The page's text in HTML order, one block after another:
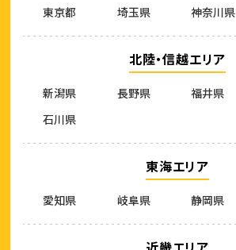
東京都 埼玉県 神奈川県
北陸・信越エリア
新潟県 長野県 福井県
石川県
東海エリア
愛知県 岐阜県 静岡県